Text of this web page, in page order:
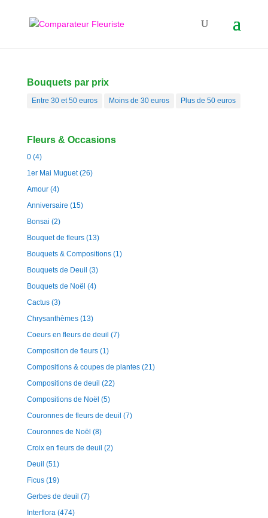
Bouquets par prix
Entre 30 et 50 euros Moins de 30 euros Plus de 50 euros
Fleurs & Occasions
0 (4)
1er Mai Muguet (26)
Amour (4)
Anniversaire (15)
Bonsai (2)
Bouquet de fleurs (13)
Bouquets & Compositions (1)
Bouquets de Deuil (3)
Bouquets de Noël (4)
Cactus (3)
Chrysanthèmes (13)
Coeurs en fleurs de deuil (7)
Composition de fleurs (1)
Compositions & coupes de plantes (21)
Compositions de deuil (22)
Compositions de Noël (5)
Couronnes de fleurs de deuil (7)
Couronnes de Noël (8)
Croix en fleurs de deuil (2)
Deuil (51)
Ficus (19)
Gerbes de deuil (7)
Interflora (474)